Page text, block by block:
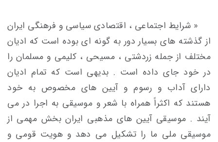
« شرایط اجتماعی ، اقتصادی سیاسی و فرهنگی ایران
از گذشته های بسیار دور به گونه ای بوده است که ادیان
مختلف از جمله زردشتی ، مسیحی ، کلیمی و مسلمان را
در خود جای داده است . بدیهی است که تمام ادیان
دارای آداب و رسوم و آیین های مخصوص به خود
هستند که اکثراً همراه با شعر و موسیقی به اجرا در می
آیند . موسیقی آیین های مذهبی ایران بخش مهمی از
موسیقی ملی ما را تشکیل می دهد و هویت قومی و